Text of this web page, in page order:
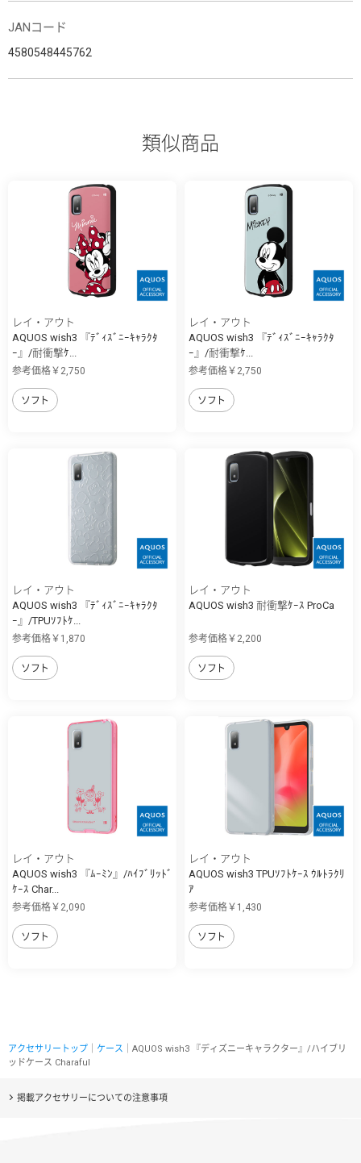
JANコード
4580548445762
類似商品
レイ・アウト
AQUOS wish3 『ﾃﾞｨｽﾞﾆｰｷｬﾗｸﾀ
ｰ』/耐衝撃ｹ...
参考価格￥2,750
ソフト
レイ・アウト
AQUOS wish3 『ﾃﾞｨｽﾞﾆｰｷｬﾗｸﾀ
ｰ』/耐衝撃ｹ...
参考価格￥2,750
ソフト
レイ・アウト
AQUOS wish3 『ﾃﾞｨｽﾞﾆｰｷｬﾗｸﾀ
ｰ』/TPUｿﾌﾄｹ...
参考価格￥1,870
ソフト
レイ・アウト
AQUOS wish3 耐衝撃ｹｰｽ ProCa
参考価格￥2,200
ソフト
レイ・アウト
AQUOS wish3 『ﾑｰﾐﾝ』/ﾊｲﾌﾞﾘｯﾄﾞ
ｹｰｽ Char...
参考価格￥2,090
ソフト
レイ・アウト
AQUOS wish3 TPUｿﾌﾄｹｰｽ ｳﾙﾄﾗｸﾘ
ｱ
参考価格￥1,430
ソフト
アクセサリートップ ケース ｜AQUOS wish3 『ディズニーキャラクター』/ハイブリ
ッドケース Charaful
掲載アクセサリーについての注意事項